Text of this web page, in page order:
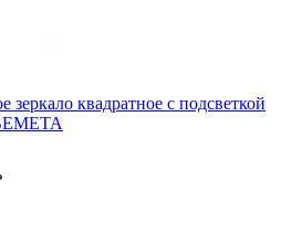
зеркало квадратное с подсветкой